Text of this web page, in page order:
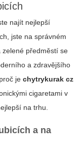
najít nejlepší
jste na správném
zelené předměstí se
a zdravějšího
je chytrykurak cz
cigaretami v
na trhu.
a na